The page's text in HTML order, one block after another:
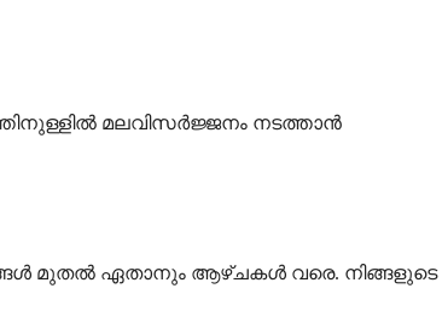
മലവിസർജ്ജനം നടത്താൻ
മുതൽ ഏതാനും ആഴ്ചകൾ വരെ. നിങ്ങളുടെ